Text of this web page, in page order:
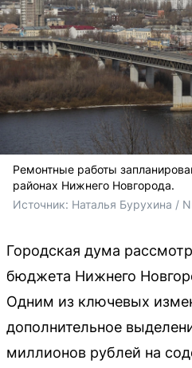
Ремонтные работы
районах Нижнего Новгорода.
Источник: Наталья Бурухина /
Городская дума
бюджета Нижнего
Одним из ключевых
дополнительное
миллионов рублей на